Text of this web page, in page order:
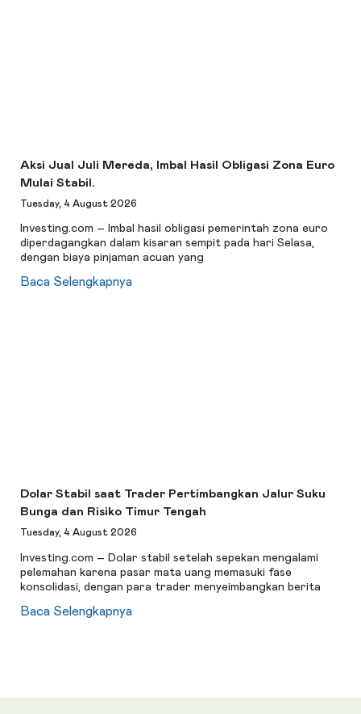
Aksi Jual Juli Mereda, Imbal Hasil Obligasi Zona Euro
Mulai Stabil.
Tuesday, 4 August 2026
Investing.com – Imbal hasil obligasi pemerintah zona euro
diperdagangkan dalam kisaran sempit pada hari Selasa,
dengan biaya pinjaman acuan yang
Baca Selengkapnya
Dolar Stabil saat Trader Pertimbangkan Jalur Suku
Bunga dan Risiko Timur Tengah
Tuesday, 4 August 2026
Investing.com – Dolar stabil setelah sepekan mengalami
pelemahan karena pasar mata uang memasuki fase
konsolidasi, dengan para trader menyeimbangkan berita
Baca Selengkapnya